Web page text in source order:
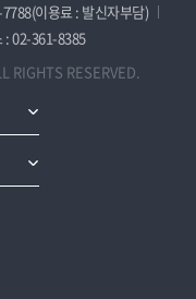
이용료 : 발신자부담)
: 02-361-8385
RIGHTS RESERVED.